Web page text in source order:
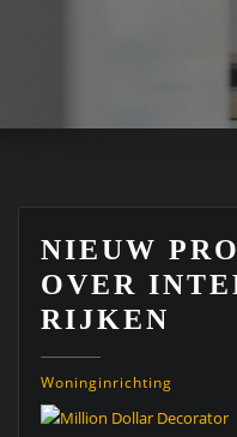
NIEUW
OVER
RIJKEN
Woninginrichting